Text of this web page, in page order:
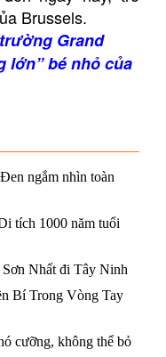
Brussels.
Grand
lớn” bé nhỏ của
ngắm nhìn toàn
tích 1000 năm tuổi
Nhất đi Tây Ninh
Bí Trong Vòng Tay
cưỡng, không thể bỏ